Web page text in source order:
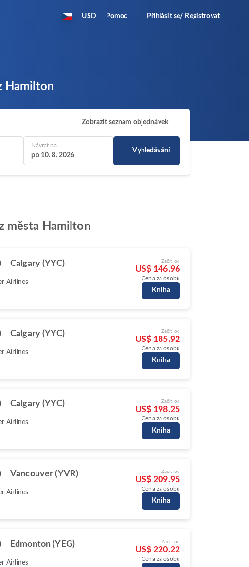
USD Pomoc Přihlásit se/ Registrovat
Hamilton
Zobrazit seznam objednávek
Návrat na
po 10. 8. 2026
Vyhledávání
města Hamilton
Calgary (YYC)
Airlines
Začít od
US$ 146.96
Cena za osobu
Kniha
Calgary (YYC)
Airlines
Začít od
US$ 185.92
Cena za osobu
Kniha
Calgary (YYC)
Airlines
Začít od
US$ 198.25
Cena za osobu
Kniha
Vancouver (YVR)
Airlines
Začít od
US$ 209.95
Cena za osobu
Kniha
Edmonton (YEG)
Airlines
Začít od
US$ 220.22
Cena za osobu